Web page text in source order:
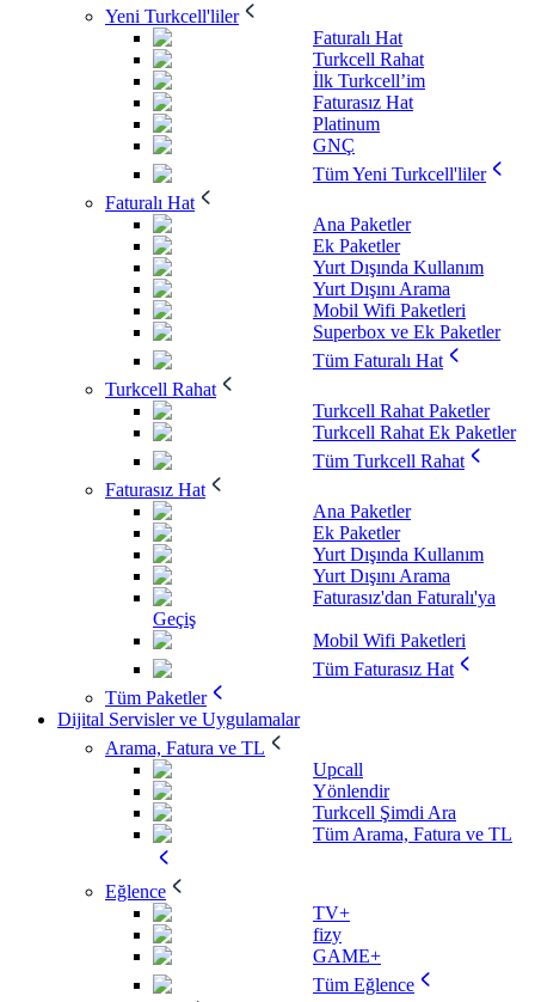
Yeni Turkcell'liler
Faturalı Hat
Turkcell Rahat
İlk Turkcell’im
Faturasız Hat
Platinum
GNÇ
Tüm Yeni Turkcell'liler
Faturalı Hat
Ana Paketler
Ek Paketler
Yurt Dışında Kullanım
Yurt Dışını Arama
Mobil Wifi Paketleri
Superbox ve Ek Paketler
Tüm Faturalı Hat
Turkcell Rahat
Turkcell Rahat Paketler
Turkcell Rahat Ek Paketler
Tüm Turkcell Rahat
Faturasız Hat
Ana Paketler
Ek Paketler
Yurt Dışında Kullanım
Yurt Dışını Arama
Faturasız'dan Faturalı'ya
Geçiş
Mobil Wifi Paketleri
Tüm Faturasız Hat
Tüm Paketler
Dijital Servisler ve Uygulamalar
Arama, Fatura ve TL
Upcall
Yönlendir
Turkcell Şimdi Ara
Tüm Arama, Fatura ve TL
Eğlence
TV+
fizy
GAME+
Tüm Eğlence